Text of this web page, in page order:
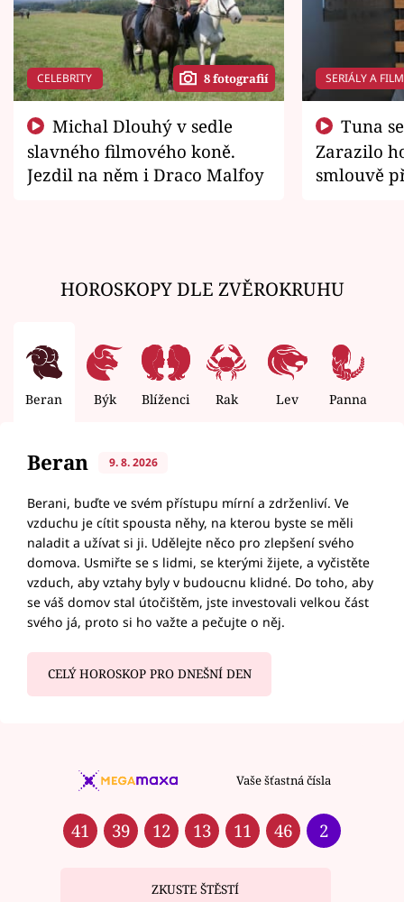
CELEBRITY 8 fotografií
slavného filmového koně.
Jezdil na něm i Draco Malfoy
SERIÁLY A
Zarazilo
smlouvě
HOROSKOPY DLE ZVĚROKRUHU
Beran Býk Blíženci Rak Lev Panna
Beran 9. 8. 2026
Berani, buďte ve svém přístupu mírní a zdrženliví. Ve
vzduchu je cítit spousta něhy, na kterou byste se měli
naladit a užívat si ji. Udělejte něco pro zlepšení svého
domova. Usmiřte se s lidmi, se kterými žijete, a vyčistěte
vzduch, aby vztahy byly v budoucnu klidné. Do toho, aby
se váš domov stal útočištěm, jste investovali velkou část
svého já, proto si ho važte a pečujte o něj.
CELÝ HOROSKOP PRO DNEŠNÍ DEN
Vaše šťastná čísla
41 39 12 13 11 46 2
ZKUSTE ŠTĚSTÍ